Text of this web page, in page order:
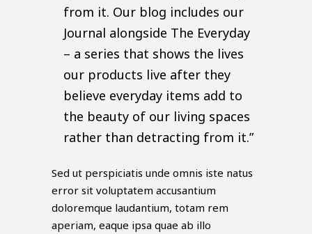
from it. Our blog includes our
Journal alongside The Everyday
– a series that shows the lives
our products live after they
believe everyday items add to
the beauty of our living spaces
rather than detracting from it.”
Sed ut perspiciatis unde omnis iste natus
error sit voluptatem accusantium
doloremque laudantium, totam rem
aperiam, eaque ipsa quae ab illo